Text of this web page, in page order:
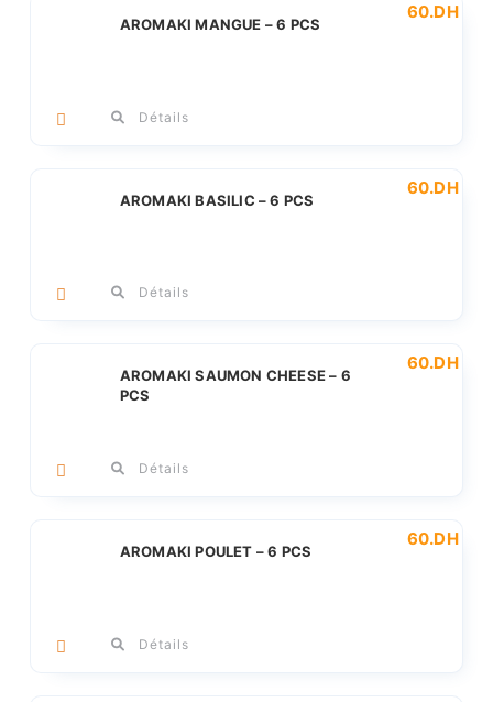
AROMAKI MANGUE – 6 PCS
60.DH
Détails
AROMAKI BASILIC – 6 PCS
60.DH
Détails
AROMAKI SAUMON CHEESE – 6
PCS
60.DH
Détails
AROMAKI POULET – 6 PCS
60.DH
Détails